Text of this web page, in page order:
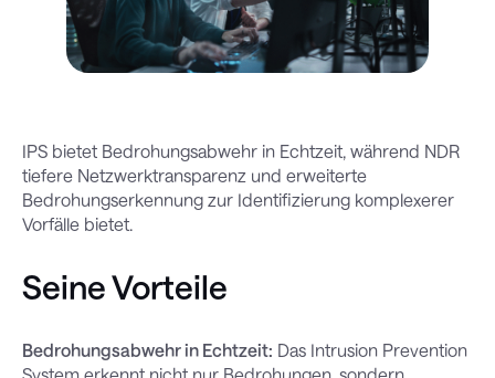
IPS bietet Bedrohungsabwehr in Echtzeit, während NDR
tiefere Netzwerktransparenz und erweiterte
Bedrohungserkennung zur Identifizierung komplexerer
Vorfälle bietet.
Seine Vorteile
Bedrohungsabwehr in Echtzeit: Das Intrusion Prevention